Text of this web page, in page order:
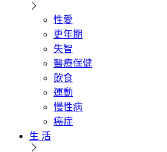
性愛
更年期
失智
醫療保健
飲食
運動
慢性病
癌症
生 活